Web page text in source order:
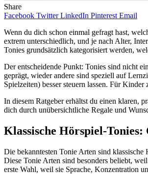
Share
Facebook Twitter LinkedIn Pinterest Email
Wenn du dich schon einmal gefragt hast,
extrem unterschiedlich, und je nach Alter,
Tonies grundsätzlich kategorisiert werden,
Der entscheidende Punkt: Tonies sind nicht
geprägt, wieder andere sind speziell auf
Spielzeiten) besser steuern lassen. Für
In diesem Ratgeber erhältst du einen klaren,
dich durch unübersichtliche Regale und
Klassische Hörspiel-
Die bekanntesten Tonie Arten sind
Diese Tonie Arten sind besonders beliebt,
erste Wahl, weil sie Sprache, Konzentration